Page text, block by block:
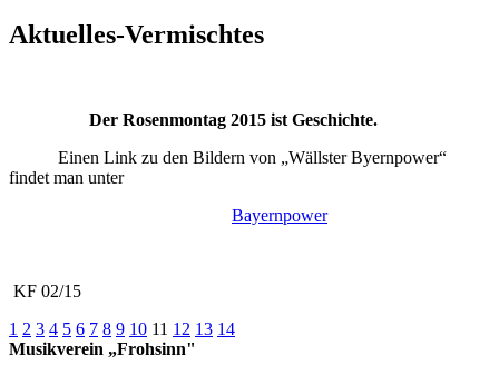
Aktuelles-Vermischtes
Der Rosenmontag 2015 ist Geschichte.
Einen Link zu den Bildern von „Wällster Byernpower“
findet man unter
Bayernpower
KF 02/15
1 2 3 4 5 6 7 8 9 10 11 12 13 14
Musikverein „Frohsinn"